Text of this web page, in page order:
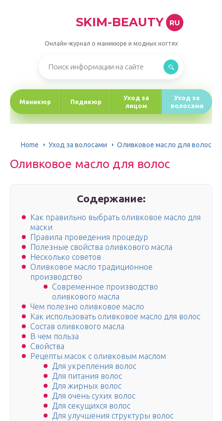
SKIM-BEAUTY RU
Онлайн-журнал о маникюре и модных ногтях
Маникюр Педикюр
Уход за
лицом
Уход за
волосами
Home Уход за волосами Оливковое масло для волос
Оливковое масло для волос
Содержание:
Как правильно выбрать оливковое масло для
маски
Правила проведения процедур
Полезные свойства оливкового масла
Несколько советов
Оливковое масло традиционное
производство
Современное производство
оливкового масла
Чем полезно оливковое масло
Как использовать оливковое масло для волос
Состав оливкового масла
В чем польза
Свойства
Рецепты масок с оливковым маслом
Для укрепления волос
Для питания волос
Для жирных волос
Для очень сухих волос
Для секущихся волос
Для улучшения структуры волос